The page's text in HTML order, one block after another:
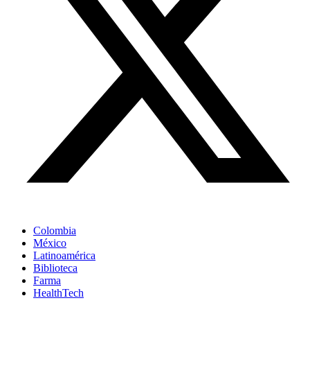
Colombia
México
Latinoamérica
Biblioteca
Farma
HealthTech